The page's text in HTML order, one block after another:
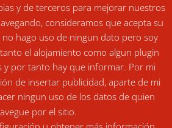
Online
y de terceros para mejorar nuestros
consideramos que acepta su
hago uso de ningun dato pero soy
el alojamiento como algun plugin
y por tanto hay que informar. Por mi
de insertar publicidad, aparte de mi
ningun uso de los datos de quien
por el sitio.